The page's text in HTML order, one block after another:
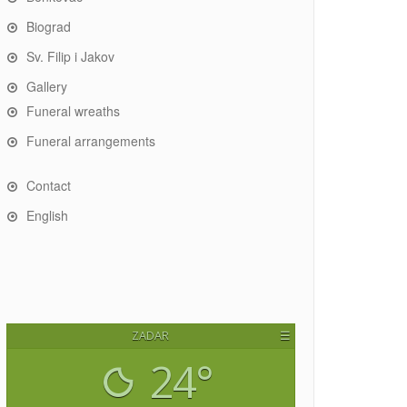
Biograd
Sv. Filip i Jakov
Gallery
Funeral wreaths
Funeral arrangements
Contact
English
ZADAR ☰
24°